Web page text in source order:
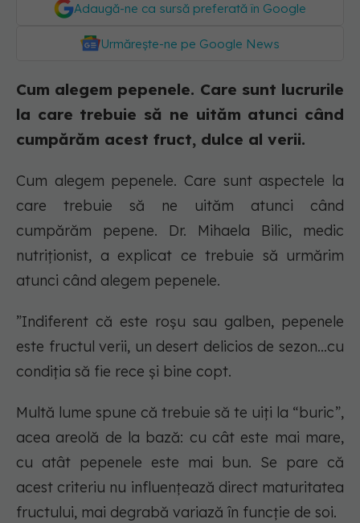
Adaugă-ne ca sursă preferată în Google
Urmărește-ne pe Google News
Cum alegem pepenele. Care sunt lucrurile
la care trebuie să ne uităm atunci când
cumpărăm acest fruct, dulce al verii.
Cum alegem pepenele. Care sunt aspectele la
care trebuie să ne uităm atunci când
cumpărăm pepene. Dr. Mihaela Bilic, medic
nutriționist, a explicat ce trebuie să urmărim
atunci când alegem pepenele.
”Indiferent că este roșu sau galben, pepenele
este fructul verii, un desert delicios de sezon…cu
condiția să fie rece și bine copt.
Multă lume spune că trebuie să te uiți la “buric”,
acea areolă de la bază: cu cât este mai mare,
cu atât pepenele este mai bun. Se pare că
acest criteriu nu influențează direct maturitatea
fructului, mai degrabă variază în funcție de soi.